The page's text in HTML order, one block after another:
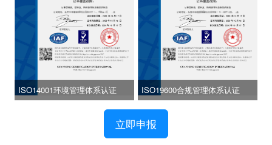
ISO14001环境管理体系认证 ISO19600合规管理体系认证
立即申报